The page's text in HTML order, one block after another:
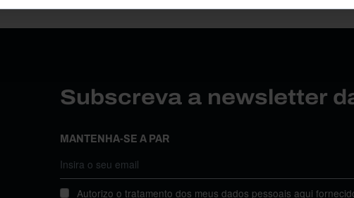
Subscreva a newsletter
MANTENHA-SE A PAR
Autorizo o tratamento dos meus dados pessoais aqui